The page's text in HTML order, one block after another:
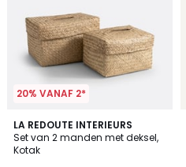
20% VANAF 2*
LA REDOUTE INTERIEURS
Set van 2 manden met deksel,
Kotak
4.4
/ 5